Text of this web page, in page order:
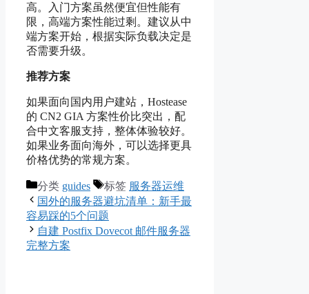
高。入门方案虽然便宜但性能有
限，高端方案性能过剩。建议从中
端方案开始，根据实际负载决定是
否需要升级。
推荐方案
如果面向国内用户建站，Hostease
的 CN2 GIA 方案性价比突出，配
合中文客服支持，整体体验较好。
如果业务面向海外，可以选择更具
价格优势的常规方案。
分类 guides 标签 服务器运维
国外的服务器避坑清单：新手最
容易踩的5个问题
自建 Postfix Dovecot 邮件服务器
完整方案